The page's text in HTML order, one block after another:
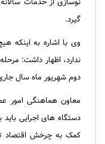
گیرد.
وی با اشاره به اینکه
ندارد، اظهار داشت:
دوم شهریور ماه سال
معاون هماهنگی امور
دستگاه های اجرایی باید
کمک به چرخش اقتصاد